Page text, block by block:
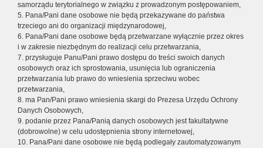
samorządu terytorialnego w związku z prowadzonym postępowaniem,
5. Pana/Pani dane osobowe nie będą przekazywane do państwa
trzeciego ani do organizacji międzynarodowej,
6. Pana/Pani dane osobowe będą przetwarzane wyłącznie przez okres
i w zakresie niezbędnym do realizacji celu przetwarzania,
7. przysługuje Panu/Pani prawo dostępu do treści swoich danych
osobowych oraz ich sprostowania, usunięcia lub ograniczenia
przetwarzania lub prawo do wniesienia sprzeciwu wobec
przetwarzania,
8. ma Pan/Pani prawo wniesienia skargi do Prezesa Urzędu Ochrony
Danych Osobowych,
9. podanie przez Pana/Panią danych osobowych jest fakultatywne
(dobrowolne) w celu udostępnienia strony internetowej,
10. Pana/Pani dane osobowe nie będą podlegały zautomatyzowanym